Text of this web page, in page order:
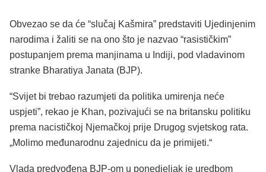
Obvezao se da će “slučaj Kašmira” predstaviti Ujedinjenim
narodima i žaliti se na ono što je nazvao “rasističkim”
postupanjem prema manjinama u Indiji, pod vladavinom
stranke Bharatiya Janata (BJP).
“Svijet bi trebao razumjeti da politika umirenja neće
uspjeti”, rekao je Khan, pozivajući se na britansku politiku
prema nacističkoj Njemačkoj prije Drugog svjetskog rata.
„Molimo međunarodnu zajednicu da je primijeti.“
Vlada predvođena BJP-om u ponedjeljak je uredbom